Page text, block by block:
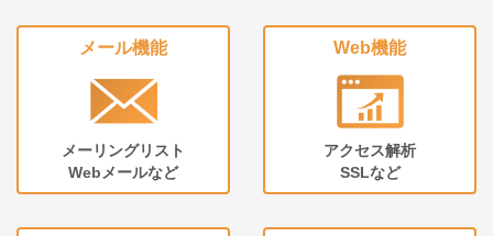
メール機能
メーリングリスト
Webメールなど
Web機能
アクセス解析
SSLなど